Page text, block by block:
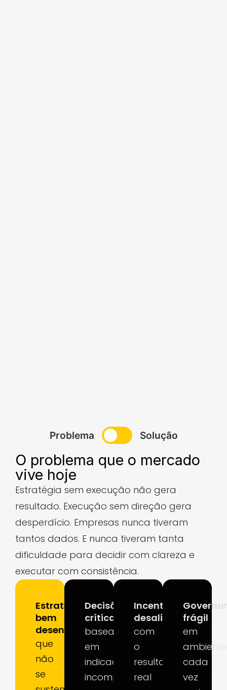
Problema Solução
O problema que o mercado
vive hoje
Estratégia sem execução não gera
resultado. Execução sem direção gera
desperdício. Empresas nunca tiveram
tantos dados. E nunca tiveram tanta
dificuldade para decidir com clareza e
executar com consistência.
Estratégias
bem
desenhadas
que
não
se
Decisões
críticas
baseadas
em
indicadores
incomparáveis
Incentivos
desalinhados
com
o
resultado
real
frágil
em
cada
vez